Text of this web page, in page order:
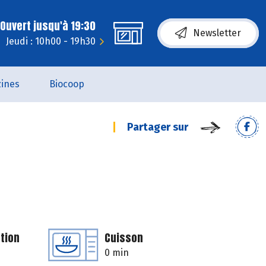
Ouvert jusqu'à 19:30
Jeudi : 10h00 - 19h30
Newsletter
Biocoop
Partager sur
Cuisson
0 min